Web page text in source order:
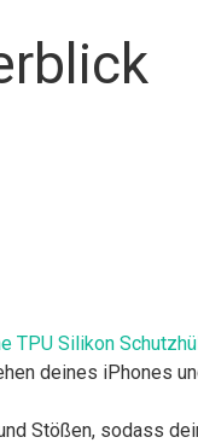
TPU Silikon
deines iPhones
Stößen, sodass